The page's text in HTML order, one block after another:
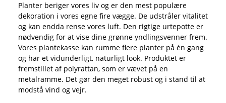
Planter beriger vores liv og er den mest populære
dekoration i vores egne fire vægge. De udstråler vitalitet
og kan endda rense vores luft. Den rigtige urtepotte er
nødvendig for at vise dine grønne yndlingsvenner frem.
Vores plantekasse kan rumme flere planter på én gang
og har et vidunderligt, naturligt look. Produktet er
fremstillet af polyrattan, som er vævet på en
metalramme. Det gør den meget robust og i stand til at
modstå vind og vejr.